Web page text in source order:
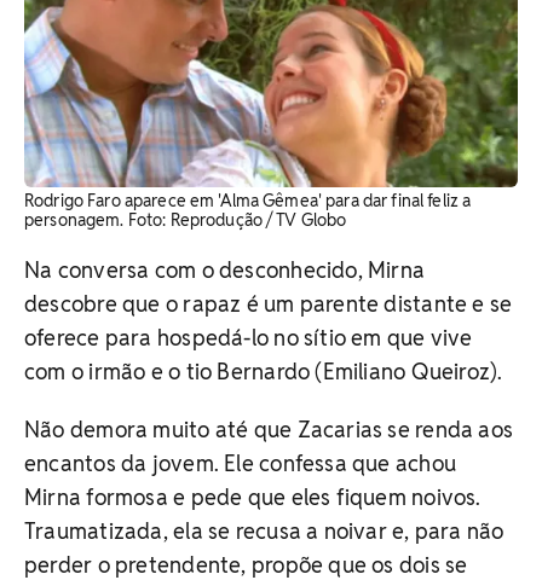
Rodrigo Faro aparece em 'Alma Gêmea' para dar final feliz a
personagem. ​Foto: Reprodução / TV Globo
Na conversa com o desconhecido, Mirna
descobre que o rapaz é um parente distante e se
oferece para hospedá-lo no sítio em que vive
com o irmão e o tio Bernardo (Emiliano Queiroz).
Não demora muito até que Zacarias se renda aos
encantos da jovem. Ele confessa que achou
Mirna formosa e pede que eles fiquem noivos.
Traumatizada, ela se recusa a noivar e, para não
perder o pretendente, propõe que os dois se